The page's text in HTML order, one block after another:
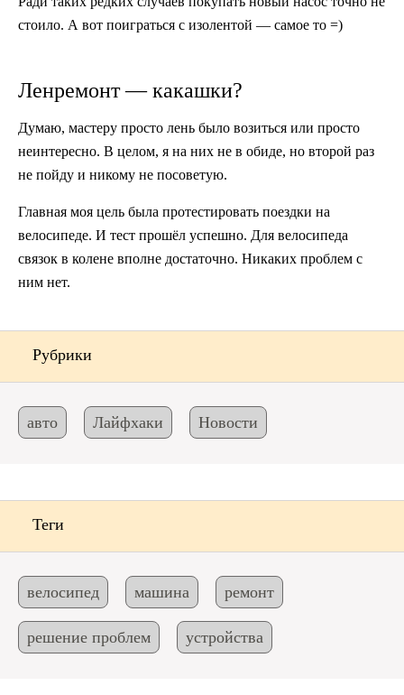
стоило. А вот поиграться с изолентой — самое то =)
Ленремонт — какашки?
Думаю, мастеру просто лень было возиться или просто
неинтересно. В целом, я на них не в обиде, но второй раз
не пойду и никому не посоветую.
Главная моя цель была протестировать поездки на
велосипеде. И тест прошёл успешно. Для велосипеда
связок в колене вполне достаточно. Никаких проблем с
ним нет.
Рубрики
авто Лайфхаки Новости
Теги
велосипед машина ремонт
решение проблем устройства